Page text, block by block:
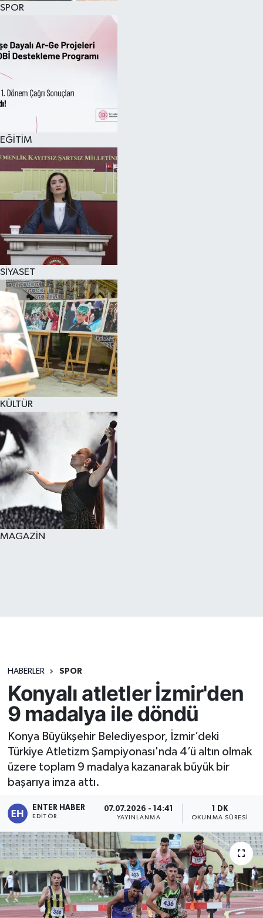
SPOR
EĞİTİM
SİYASET
KÜLTÜR
MAGAZİN
HABERLER SPOR
Konyalı atletler İzmir'den
9 madalya ile döndü
Konya Büyükşehir Belediyespor, İzmir’deki
Türkiye Atletizm Şampiyonası'nda 4’ü altın olmak
üzere toplam 9 madalya kazanarak büyük bir
başarıya imza attı.
ENTER HABER
EDITÖR
07.07.2026 - 14:41
YAYINLANMA
1 DK
OKUNMA SÜRESI